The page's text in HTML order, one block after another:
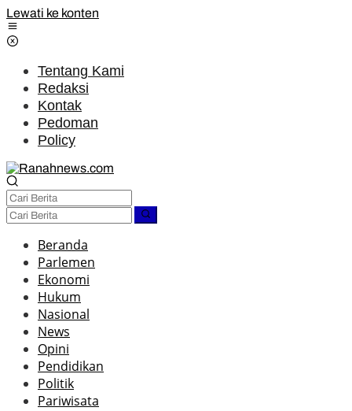
Lewati ke konten
Tentang Kami
Redaksi
Kontak
Pedoman
Policy
Beranda
Parlemen
Ekonomi
Hukum
Nasional
News
Opini
Pendidikan
Politik
Pariwisata